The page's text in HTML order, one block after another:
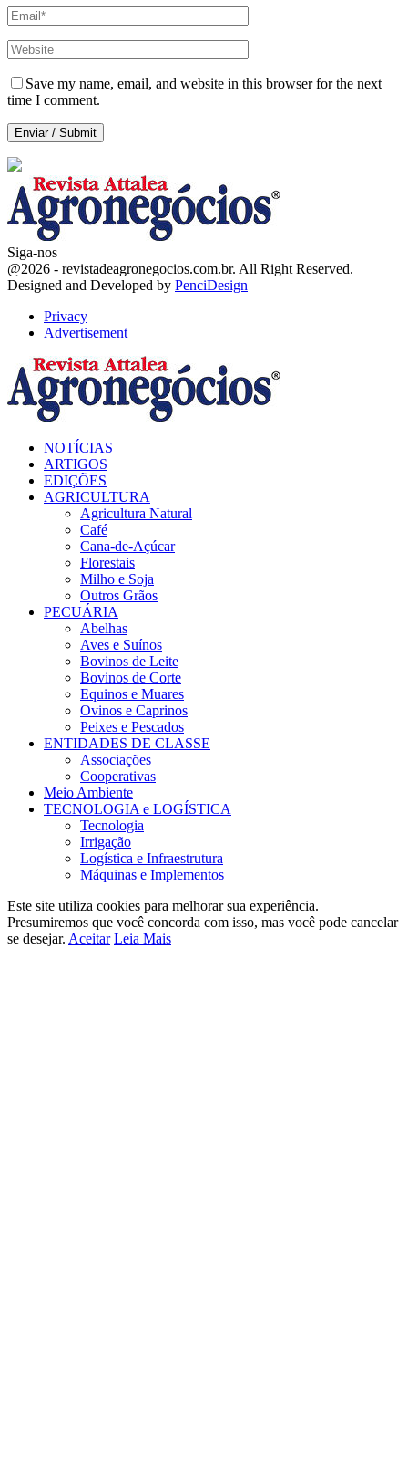
Save my name, email, and website in this browser for the next
time I comment.
Siga-nos
Facebook
Twitter
Instagram
Linkedin
Youtube
Email
@2026 - revistadeagronegocios.com.br. All Right Reserved.
Designed and Developed by PenciDesign
Privacy
Advertisement
NOTÍCIAS
ARTIGOS
EDIÇÕES
AGRICULTURA
Agricultura Natural
Café
Cana-de-Açúcar
Florestais
Milho e Soja
Outros Grãos
PECUÁRIA
Abelhas
Aves e Suínos
Bovinos de Leite
Bovinos de Corte
Equinos e Muares
Ovinos e Caprinos
Peixes e Pescados
ENTIDADES DE CLASSE
Associações
Cooperativas
Meio Ambiente
TECNOLOGIA e LOGÍSTICA
Tecnologia
Irrigação
Logística e Infraestrutura
Máquinas e Implementos
Este site utiliza cookies para melhorar sua experiência.
Presumiremos que você concorda com isso, mas você pode cancelar
se desejar. Aceitar Leia Mais